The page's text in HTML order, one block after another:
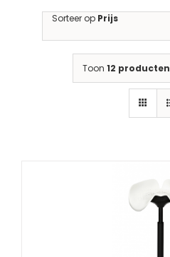
Sorteer op Prijs
Toon 12 producten